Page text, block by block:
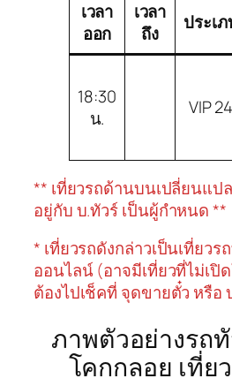
เวลา
ออก
เวลา
ถึง
ประเ
18:30
น.
VIP 24
** เที่ยวรถด้านบนเปลี่ยนแป
อยู่กับ บ.ทัวร์ เป็นผู้กำหนด **
* เที่ยวรถดังกล่าวเป็นเที่ยวร
ออนไลน์ (อาจมีเที่ยวที่ไม่เปิ
ต้องไปเช็คที่ จุดขายตั๋ว หรือ
ภาพตัวอย่างรถ
โคกกลอย เที่ย